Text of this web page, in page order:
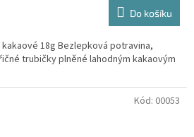
Do košíku
18g Bezlepková potravina,
trubičky plněné lahodným kakaovým
Kód: 00053